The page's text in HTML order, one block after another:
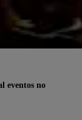
eventos no